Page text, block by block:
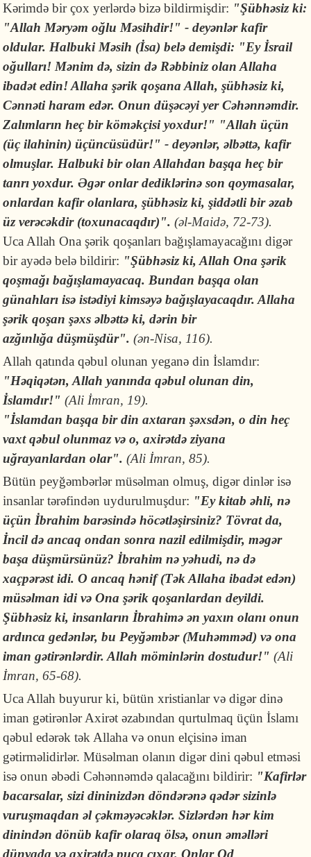
Kərimdə bir çox yerlərdə bizə bildirmişdir: "Şübhəsiz ki:
"Allah Məryəm oğlu Məsihdir!" - deyənlər kafir
oldular. Halbuki Məsih (İsa) belə demişdi: "Ey İsrail
oğulları! Mənim də, sizin də Rəbbiniz olan Allaha
ibadət edin! Allaha şərik qoşana Allah, şübhəsiz ki,
Cənnəti haram edər. Onun düşəcəyi yer Cəhənnəmdir.
Zalımların heç bir köməkçisi yoxdur!" "Allah üçün
(üç ilahinin) üçüncüsüdür!" - deyənlər, əlbəttə, kafir
olmuşlar. Halbuki bir olan Allahdan başqa heç bir
tanrı yoxdur. Əgər onlar dediklərinə son qoymasalar,
onlardan kafir olanlara, şübhəsiz ki, şiddətli bir əzab
üz verəcəkdir (toxunacaqdır)". (əl-Maidə, 72-73).
Uca Allah Ona şərik qoşanları bağışlamayacağını digər
bir ayədə belə bildirir: "Şübhəsiz ki, Allah Ona şərik
qoşmağı bağışlamayacaq. Bundan başqa olan
günahları isə istədiyi kimsəyə bağışlayacaqdır. Allaha
şərik qoşan şəxs əlbəttə ki, dərin bir
azğınlığa düşmüşdür".(ən-Nisa, 116).
Allah qatında qəbul olunan yeganə din İslamdır:
"Həqiqətən, Allah yanında qəbul olunan din,
İslamdır!"(Ali İmran, 19).
"İslamdan başqa bir din axtaran şəxsdən, o din heç
vaxt qəbul olunmaz və o, axirətdə ziyana
uğrayanlardan olar".(Ali İmran, 85).
Bütün peyğəmbərlər müsəlman olmuş, digər dinlər isə
insanlar tərəfindən uydurulmuşdur: "Ey kitab əhli, nə
üçün İbrahim barəsində höcətləşirsiniz? Tövrat da,
İncil də ancaq ondan sonra nazil edilmişdir, məgər
başa düşmürsünüz? İbrahim nə yəhudi, nə də
xaçpərəst idi. O ancaq hənif (Tək Allaha ibadət edən)
müsəlman idi və Ona şərik qoşanlardan deyildi.
Şübhəsiz ki, insanların İbrahimə ən yaxın olanı onun
ardınca gedənlər, bu Peyğəmbər (Muhəmməd) və ona
iman gətirənlərdir. Allah möminlərin dostudur!" (Ali
İmran, 65-68).
Uca Allah buyurur ki, bütün xristianlar və digər dinə
iman gətirənlər Axirət əzabından qurtulmaq üçün İslamı
qəbul edərək tək Allaha və onun elçisinə iman
gətirməlidirlər. Müsəlman olanın digər dini qəbul etməsi
isə onun əbədi Cəhənnəmdə qalacağını bildirir: "Kafirlər
bacarsalar, sizi dininizdən döndərənə qədər sizinlə
vuruşmaqdan əl çəkməyəcəklər. Sizlərdən hər kim
dinindən dönüb kafir olaraq ölsə, onun əməlləri
dünyada və axirətdə puça çıxar. Onlar Od